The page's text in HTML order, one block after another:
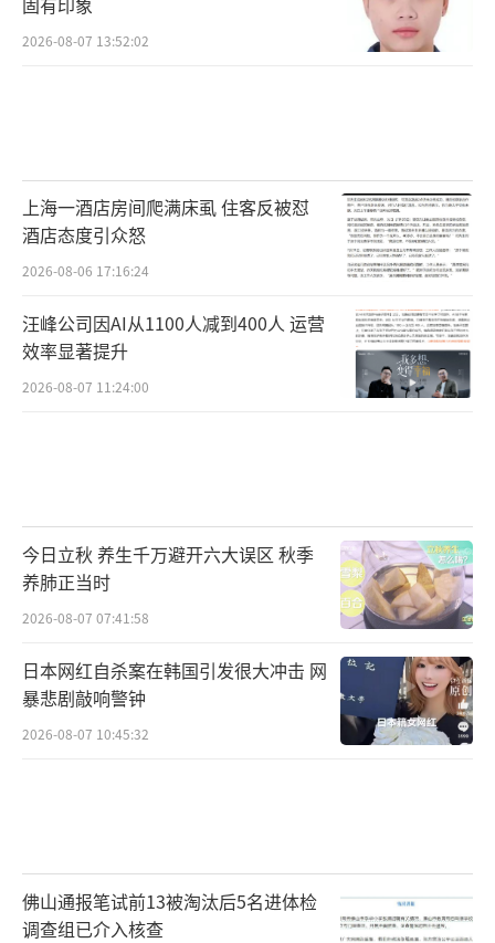
2026-08-07 13:52:02
上海一酒店房间爬满床虱 住客反被怼
酒店态度引众怒
2026-08-06 17:16:24
汪峰公司因AI从1100人减到400人 运营
效率显著提升
2026-08-07 11:24:00
今日立秋 养生千万避开六大误区 秋季
养肺正当时
2026-08-07 07:41:58
日本网红自杀案在韩国引发很大冲击 网
暴悲剧敲响警钟
2026-08-07 10:45:32
佛山通报笔试前13被淘汰后5名进体检
调查组已介入核查